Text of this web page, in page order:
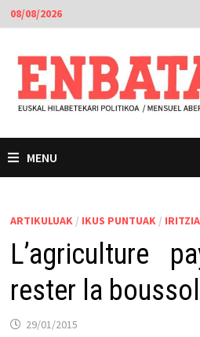
Skip
to
content
08/08/2026
MENU
ARTIKULUAK / IKUS PUNTUAK / IRITZIA
L’agriculture
rester la
29/01/2015